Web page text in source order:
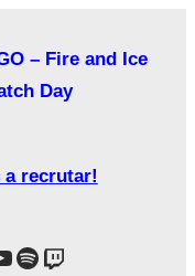
– Fire and Ice
Day
a recrutar!
no Threads!
Spotify
Twitch